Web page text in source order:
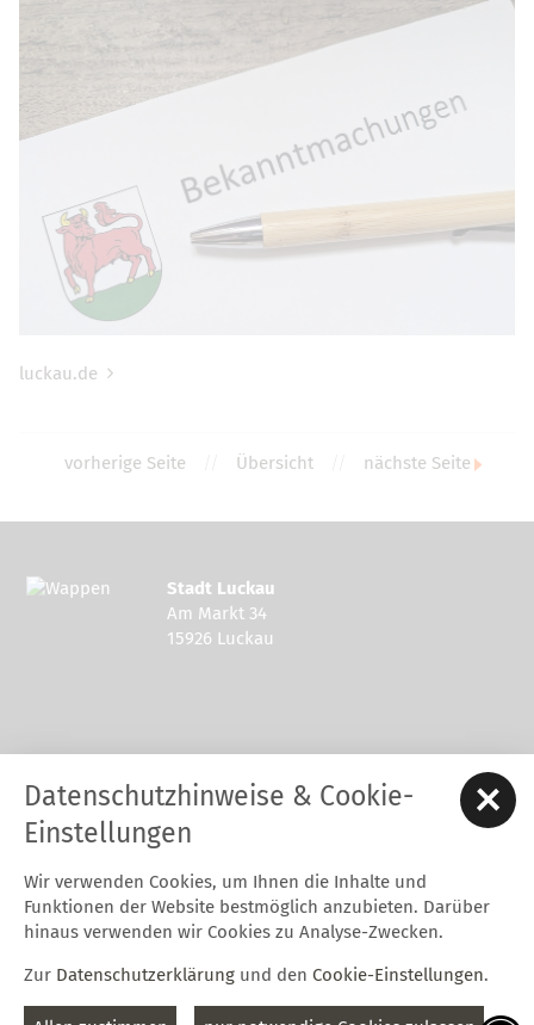
luckau.de
vorherige Seite Übersicht nächste Seite
Stadt Luckau
Am Markt 34
15926 Luckau
Tel.: 03544 - 594 0
Fax: 03544 - 2948
E-Mail:stadt@luckau.de
Start Karriere Kontakt Datenschutz
Impressum
Barrierefreiheitserklärung
Intern
Datenschutzhinweise & Cookie-
Einstellungen
Wir verwenden Cookies, um Ihnen die Inhalte und
Funktionen der Website bestmöglich anzubieten. Darüber
hinaus verwenden wir Cookies zu Analyse-Zwecken.
Zur Datenschutzerklärung und den Cookie-Einstellungen.